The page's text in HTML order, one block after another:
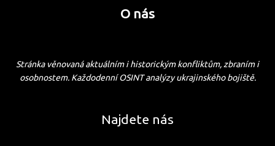
O nás
Stránka věnovaná aktuálním i historickým konfliktům, zbraním i
osobnostem. Každodenní OSINT analýzy ukrajinského bojiště.
Najdete nás